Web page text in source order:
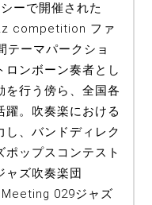
ーで開催された
competition ファ
テーマパークショ
ロンボーン奏者とし
を行う傍ら、全国各
躍。吹奏楽における
し、バンドディレク
ポップスコンテスト
ャズ吹奏楽団
029ジャズ